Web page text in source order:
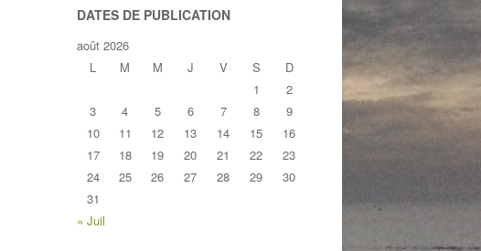
DATES DE PUBLICATION
août 2026
L
M M J V S
D
1
2
3
4 5 6 7 8
9
10
11 12 13 14 15
16
17
18 19 20 21 22
23
24
25 26 27 28 29
30
31
« Juil